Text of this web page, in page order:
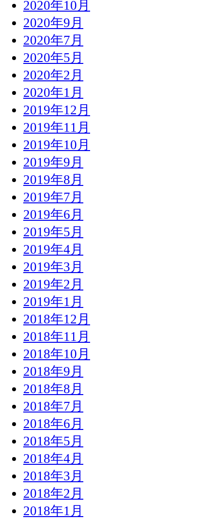
2020年10月
2020年9月
2020年7月
2020年5月
2020年2月
2020年1月
2019年12月
2019年11月
2019年10月
2019年9月
2019年8月
2019年7月
2019年6月
2019年5月
2019年4月
2019年3月
2019年2月
2019年1月
2018年12月
2018年11月
2018年10月
2018年9月
2018年8月
2018年7月
2018年6月
2018年5月
2018年4月
2018年3月
2018年2月
2018年1月